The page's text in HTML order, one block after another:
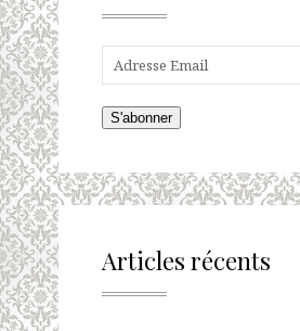
S'abonner
Articles récents